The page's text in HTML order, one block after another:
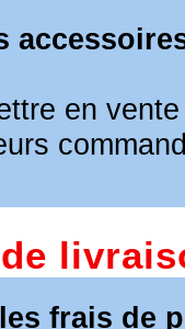
en
frais de